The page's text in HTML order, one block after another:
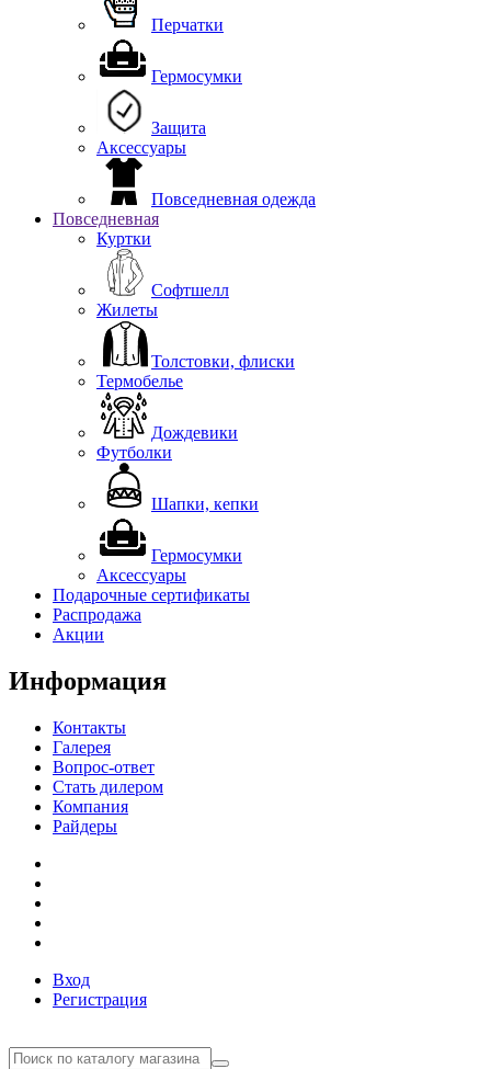
Перчатки
Гермосумки
Защита
Аксессуары
Повседневная одежда
Повседневная
Куртки
Софтшелл
Жилеты
Толстовки, флиски
Термобелье
Дождевики
Футболки
Шапки, кепки
Гермосумки
Аксессуары
Подарочные сертификаты
Распродажа
Акции
Информация
Контакты
Галерея
Вопрос-ответ
Стать дилером
Компания
Райдеры
Вход
Регистрация